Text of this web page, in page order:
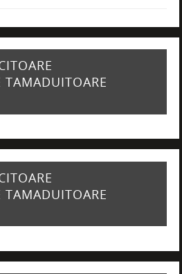
TAMADUITOARE
TAMADUITOARE